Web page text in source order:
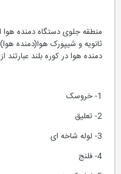
منطقه جلوی دستگاه دمنده هوا
ثانویه و شیپورک هوا(دمنده
دمنده هوا در کوره بلند عبارتند از: